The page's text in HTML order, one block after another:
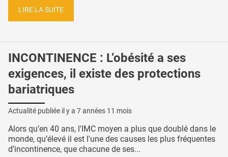
LIRE LA SUITE
INCONTINENCE : L’obésité a ses
exigences, il existe des protections
bariatriques
Actualité publiée il y a 7 années 11 mois
Alors qu’en 40 ans, l'IMC moyen a plus que doublé dans le
monde, qu’élevé il est l'une des causes les plus fréquentes
d’incontinence, que chacune de ses...